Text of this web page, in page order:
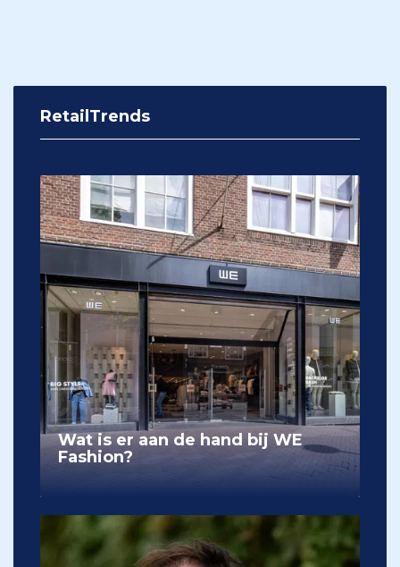
RetailTrends
Wat is er aan de hand bij WE
Fashion?